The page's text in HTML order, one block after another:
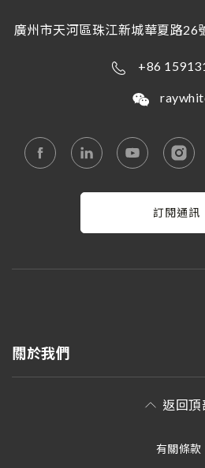
廣州市天河區珠江新城華夏路26
+86
訂閱通訊
關於我們
返回頂
有關條款